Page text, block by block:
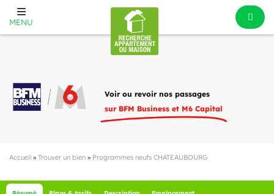
MENU
Voir ou revoir nos passages
sur BFM Business et M6 Capital
Accueil » Trouver un bien » Programmes neufs CHATEAUBOURG